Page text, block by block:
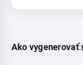
Ako vygenerovať